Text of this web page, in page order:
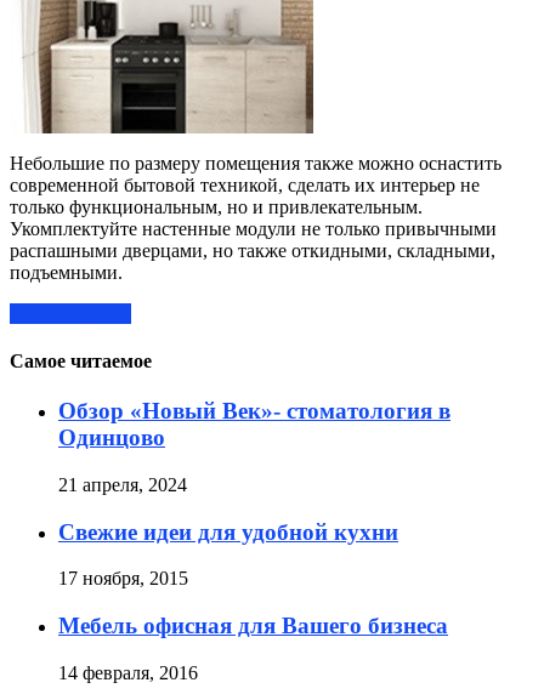
Небольшие по размеру помещения также можно оснастить
современной бытовой техникой, сделать их интерьер не
только функциональным, но и привлекательным.
Укомплектуйте настенные модули не только привычными
распашными дверцами, но также откидными, складными,
подъемными.
Самое читаемое
Обзор «Новый Век»- стоматология в
Одинцово
21 апреля, 2024
Свежие идеи для удобной кухни
17 ноября, 2015
Мебель офисная для Вашего бизнеса
14 февраля, 2016